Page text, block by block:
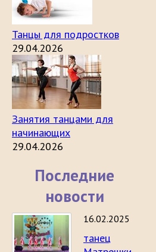
Танцы для подростков
29.04.2026
Занятия танцами для
начинающих
29.04.2026
Последние
новости
16.02.2025
танец